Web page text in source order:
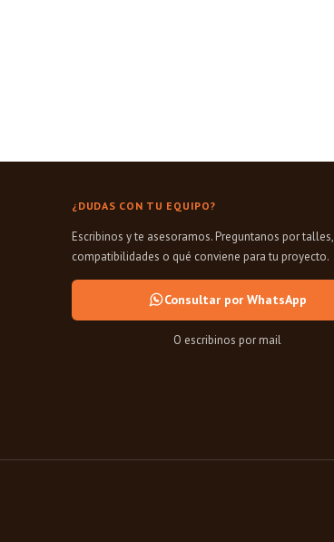
¿DUDAS CON TU EQUIPO?
Escribinos y te asesoramos. Preguntanos por talles,
compatibilidades o qué conviene para tu proyecto.
Consultar por WhatsApp
O escribinos por mail